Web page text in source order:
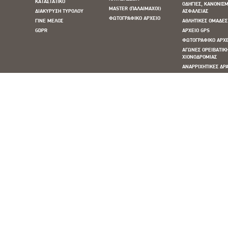
ΚΑΤΑΣΤΑΤΙΚΟ
ΔΙΑΚΥΡΥΞΗ ΤΥΡΟΛΟΥ
ΓΙΝΕ ΜΕΛΟΣ
GDPR
MASTER (ΠΑΛΑΙΜΑΧΟΙ)
ΦΩΤΟΓΡΑΦΙΚΟ ΑΡΧΕΙΟ
ΟΔΗΓΙΕΣ,
ΑΣΦΑΛΕΙΑΣ
ΑΘΛΗΤΙΚΕΣ ΟΜΑΔΕΣ
ΑΡΧΕΙΟ GPS
ΦΩΤΟΓΡΑΦΙΚΟ
ΑΓΩΝΕΣ
ΧΙΟΝΟΔΡΟΜΙΑΣ
ΑΝΑΡΡΙΧΗΤΙΚΕΣ